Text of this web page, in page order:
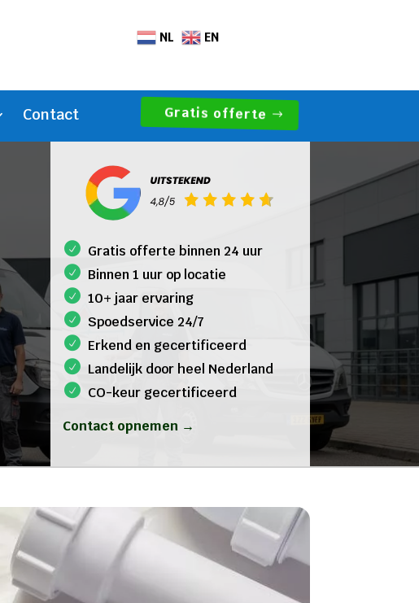
NL EN
Contact Gratis offerte
Gratis offerte binnen 24 uur
Binnen 1 uur op locatie
10+ jaar ervaring
Spoedservice 24/7
Erkend en gecertificeerd
Landelijk door heel Nederland
CO-keur gecertificeerd
Contact opnemen →